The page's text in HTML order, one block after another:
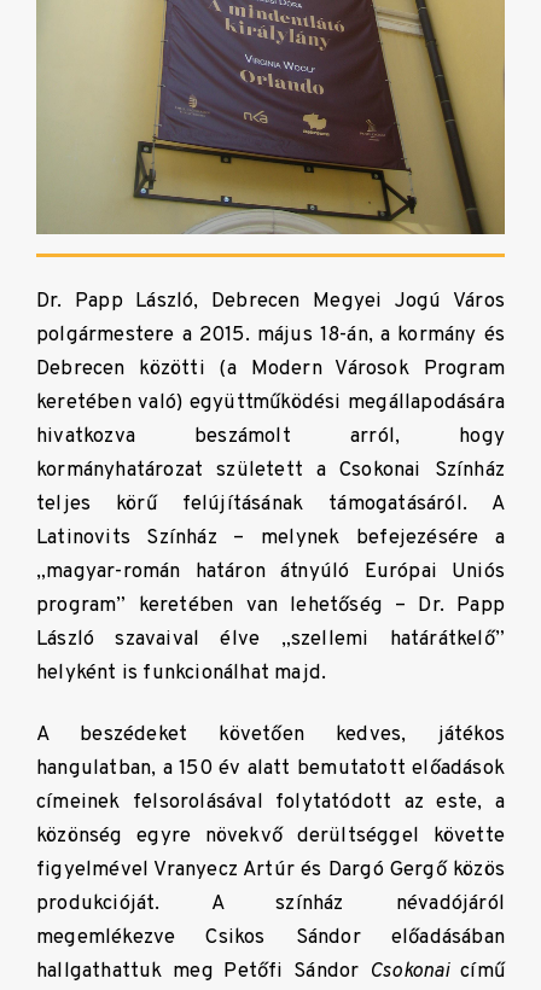
Dr. Papp László, Debrecen Megyei Jogú Város
polgármestere a 2015. május 18-án, a kormány és
Debrecen közötti (a Modern Városok Program
keretében való) együttműködési megállapodására
hivatkozva beszámolt arról, hogy
kormányhatározat született a Csokonai Színház
teljes körű felújításának támogatásáról. A
Latinovits Színház – melynek befejezésére a
„magyar-román határon átnyúló Európai Uniós
program” keretében van lehetőség – Dr. Papp
László szavaival élve „szellemi határátkelő”
helyként is funkcionálhat majd.
A beszédeket követően kedves, játékos
hangulatban, a 150 év alatt bemutatott előadások
címeinek felsorolásával folytatódott az este, a
közönség egyre növekvő derültséggel követte
figyelmével Vranyecz Artúr és Dargó Gergő közös
produkcióját. A színház névadójáról
megemlékezve Csikos Sándor előadásában
hallgathattuk meg Petőfi Sándor Csokonaicímű